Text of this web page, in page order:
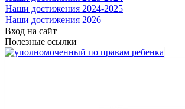
Наши достижения 2024-2025
Наши достижения 2026
Вход на сайт
Полезные ссылки